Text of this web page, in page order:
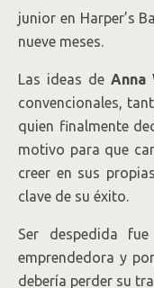
junior en Harper’s
nueve meses.
Las ideas de Anna
convencionales,
quien finalmente
motivo para que
creer en sus
clave de su éxito.
Ser despedida
emprendedora y
debería perder su